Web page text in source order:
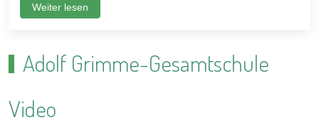
Weiter lesen
Adolf Grimme-Gesamtschule
Video